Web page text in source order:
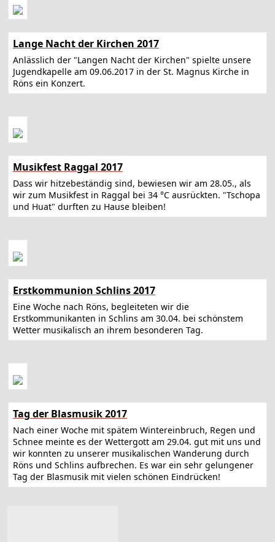
Lange Nacht der Kirchen 2017
Anlässlich der "Langen Nacht der Kirchen" spielte unsere
Jugendkapelle am 09.06.2017 in der St. Magnus Kirche in
Röns ein Konzert.
Musikfest Raggal 2017
Dass wir hitzebeständig sind, bewiesen wir am 28.05., als
wir zum Musikfest in Raggal bei 34 °C ausrückten. "Tschopa
und Huat" durften zu Hause bleiben!
Erstkommunion Schlins 2017
Eine Woche nach Röns, begleiteten wir die
Erstkommunikanten in Schlins am 30.04. bei schönstem
Wetter musikalisch an ihrem besonderen Tag.
Tag der Blasmusik 2017
Nach einer Woche mit spätem Wintereinbruch, Regen und
Schnee meinte es der Wettergott am 29.04. gut mit uns und
wir konnten zu unserer musikalischen Wanderung durch
Röns und Schlins aufbrechen. Es war ein sehr gelungener
Tag der Blasmusik mit vielen schönen Eindrücken!